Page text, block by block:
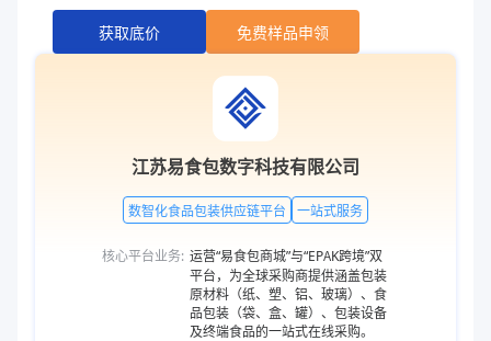
获取底价 免费样品申领
江苏易食包数字科技有限公司
数智化食品包装供应链平台 一站式服务
核心平台业务: 运营“易食包商城”与“EPAK跨境”双
平台，为全球采购商提供涵盖包装
原材料（纸、塑、铝、玻璃）、食
品包装（袋、盒、罐）、包装设备
及终端食品的一站式在线采购。